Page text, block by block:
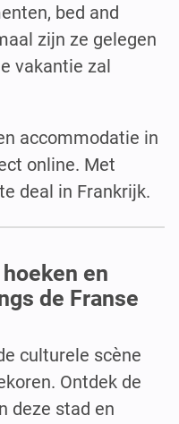
bed and
zijn ze gelegen
vakantie zal
accommodatie in
online. Met
deal in Frankrijk.
en
de Franse
culturele scène
Ontdek de
deze stad en